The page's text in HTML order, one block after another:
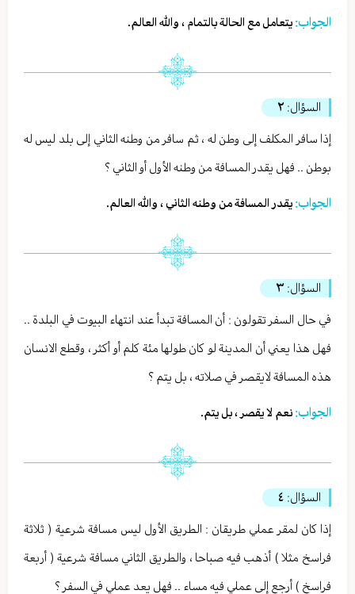
الجواب: يتعامل مع الحالة بالتمام ، والله العالم.
السؤال: ٢
إذا سافر المكلف إلى وطن له ، ثم سافر من وطنه الثاني إلى بلد ليس له
بوطن .. فهل يقدر المسافة من وطنه الأول أو الثاني ؟
الجواب: يقدر المسافة من وطنه الثاني ، والله العالم.
السؤال: ٣
في حال السفر تقولون : أن المسافة تبدأ عند انتهاء البيوت في البلدة ..
فهل هذا يعني أن المدينة لو كان طولها مئة كلم أو أكثر ، وقطع الانسان
هذه المسافة لايقصر في صلاته ، بل يتم ؟
الجواب: نعم لا يقصر ، بل يتم.
السؤال: ٤
إذا كان لمقر عملي طريقان : الطريق الأول ليس مسافة شرعية ( ثلاثة
فراسخ مثلا ) أذهب فيه صباحا ، والطريق الثاني مسافة شرعية ( أربعة
فراسخ ) أرجع إلى عملي فيه مساء .. فهل يعد عملي في السفر ؟